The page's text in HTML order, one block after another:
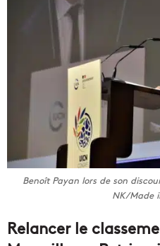
Benoît Payan lors de son
NK/Made
Relancer le